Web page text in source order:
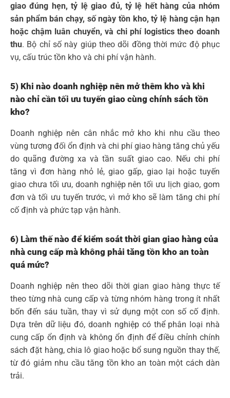
giao đúng hẹn, tỷ lệ giao đủ, tỷ lệ hết hàng của nhóm
sản phẩm bán chạy, số ngày tồn kho, tỷ lệ hàng cận hạn
hoặc chậm luân chuyển, và chi phí logistics theo doanh
thu. Bộ chỉ số này giúp theo dõi đồng thời mức độ phục
vụ, cấu trúc tồn kho và chi phí vận hành.
5) Khi nào doanh nghiệp nên mở thêm kho và khi
nào chỉ cần tối ưu tuyến giao cùng chính sách tồn
kho?
Doanh nghiệp nên cân nhắc mở kho khi nhu cầu theo
vùng tương đối ổn định và chi phí giao hàng tăng chủ yếu
do quãng đường xa và tần suất giao cao. Nếu chi phí
tăng vì đơn hàng nhỏ lẻ, giao gấp, giao lại hoặc tuyến
giao chưa tối ưu, doanh nghiệp nên tối ưu lịch giao, gom
đơn và tối ưu tuyến trước, vì mở kho sẽ làm tăng chi phí
cố định và phức tạp vận hành.
6) Làm thế nào để kiểm soát thời gian giao hàng của
nhà cung cấp mà không phải tăng tồn kho an toàn
quá mức?
Doanh nghiệp nên theo dõi thời gian giao hàng thực tế
theo từng nhà cung cấp và từng nhóm hàng trong ít nhất
bốn đến sáu tuần, thay vì sử dụng một con số cố định.
Dựa trên dữ liệu đó, doanh nghiệp có thể phân loại nhà
cung cấp ổn định và không ổn định để điều chỉnh chính
sách đặt hàng, chia lô giao hoặc bổ sung nguồn thay thế,
từ đó giảm nhu cầu tăng tồn kho an toàn một cách dàn
trải.